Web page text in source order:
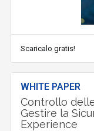
Scaricalo gratis!
WHITE PAPER
Controllo
Gestire la
Experience